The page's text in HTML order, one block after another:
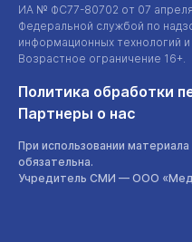
ИА № ФС77-80702 от 07
Федеральной службой по
информационных технологий
Возрастное ограничение 16+.
Политика обработки
Партнеры о нас
При использовании
обязательна.
Учредитель СМИ — ООО